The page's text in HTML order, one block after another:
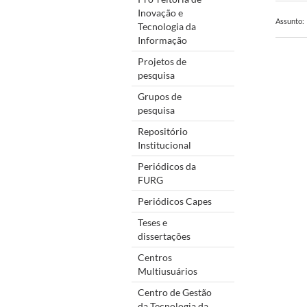
Inovação e
Tecnologia da
Informação
Projetos de
pesquisa
Grupos de
pesquisa
Repositório
Institucional
Periódicos da
FURG
Periódicos Capes
Teses e
dissertações
Centros
Multiusuários
Centro de Gestão
Assunto: